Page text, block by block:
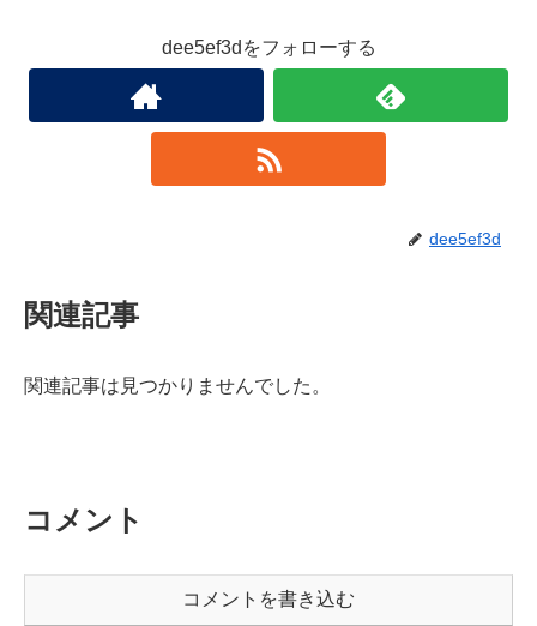
dee5ef3dをフォローする
dee5ef3d
関連記事
関連記事は見つかりませんでした。
コメント
コメントを書き込む